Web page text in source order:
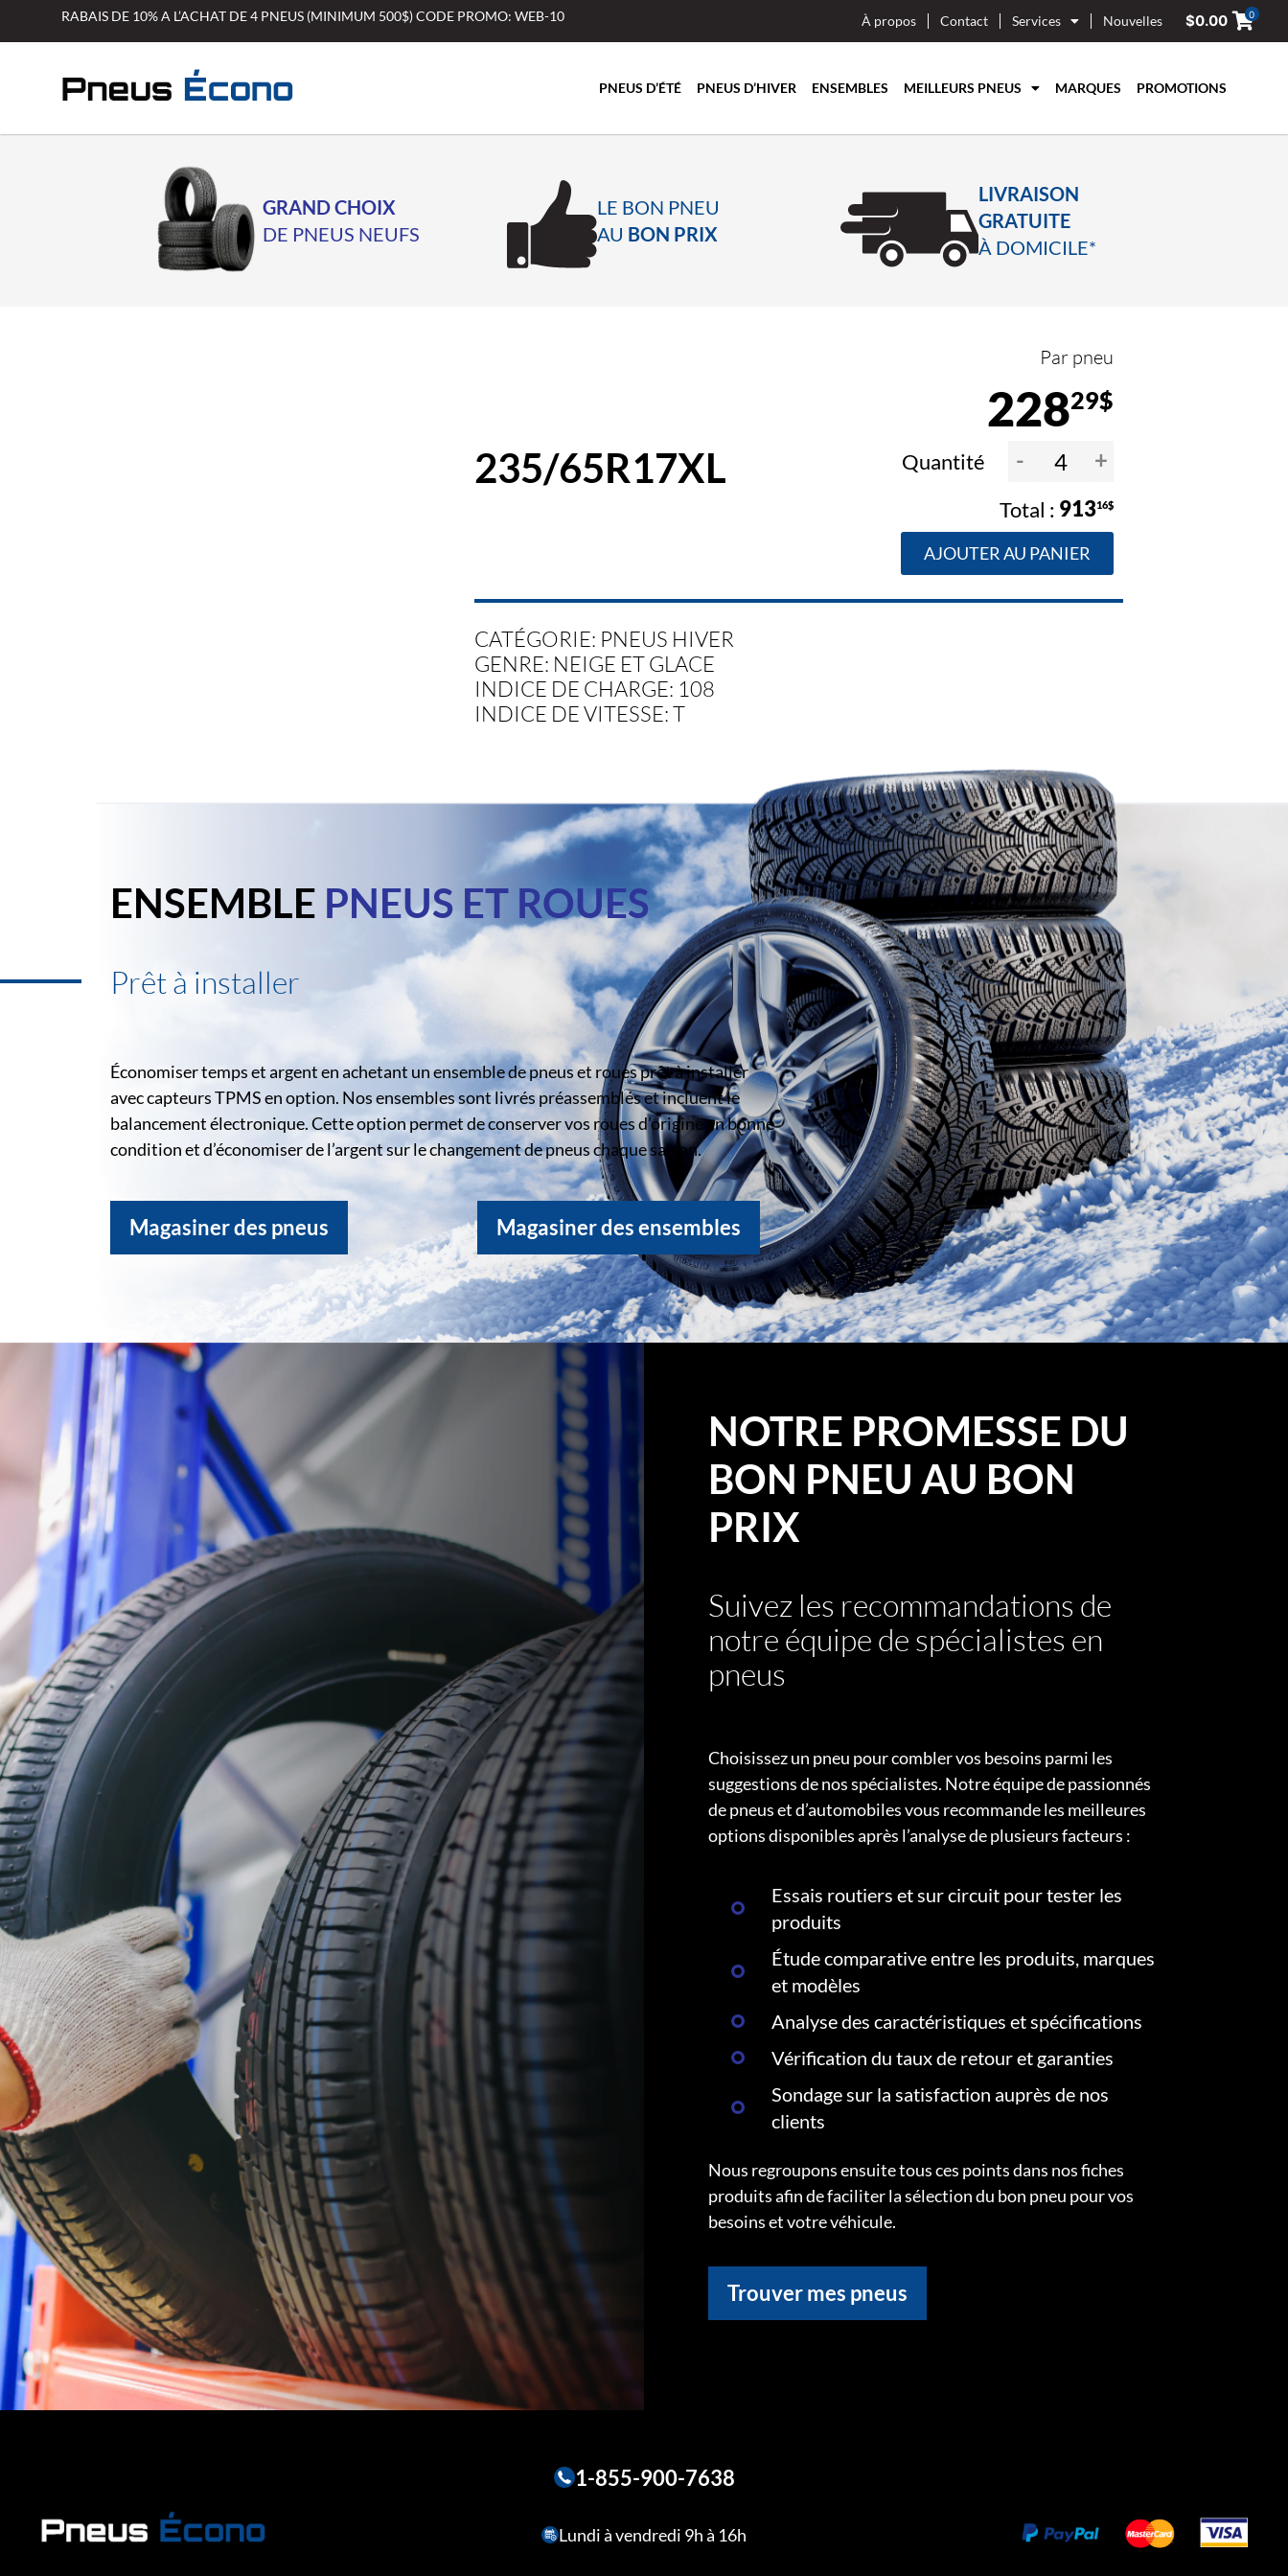
RABAIS DE 10% A L’ACHAT DE 4 PNEUS (MINIMUM 500$) CODE PROMO: WEB-10 À propos Contact Services Nouvelles $0.00 0
PNEUS D’ÉTÉ PNEUS D’HIVER ENSEMBLES MEILLEURS PNEUS MARQUES PROMOTIONS
GRAND CHOIX
DE PNEUS NEUFS
LE BON PNEU
AU BON PRIX
LIVRAISON
GRATUITE
À DOMICILE*
Par pneu
22829$
235/65R17XL Quantité - +
91316$
AJOUTER AU PANIER
CATÉGORIE: PNEUS HIVER
GENRE: NEIGE ET GLACE
INDICE DE CHARGE: 108
INDICE DE VITESSE: T
ENSEMBLE PNEUS ET ROUES
Prêt à installer
Économiser temps et argent en achetant un ensemble de pneus et roues prêt à installer
avec capteurs TPMS en option. Nos ensembles sont livrés préassemblés et incluent le
balancement électronique. Cette option permet de conserver vos roues d’origine en bonne
condition et d’économiser de l’argent sur le changement de pneus chaque saison.
Magasiner des pneus Magasiner des ensembles
NOTRE PROMESSE DU
BON PNEU AU BON
PRIX
Suivez les recommandations de
notre équipe de spécialistes en
pneus
Choisissez un pneu pour combler vos besoins parmi les
suggestions de nos spécialistes. Notre équipe de passionnés
de pneus et d’automobiles vous recommande les meilleures
options disponibles après l’analyse de plusieurs facteurs :
Essais routiers et sur circuit pour tester les
produits
Étude comparative entre les produits, marques
et modèles
Analyse des caractéristiques et spécifications
Vérification du taux de retour et garanties
Sondage sur la satisfaction auprès de nos
clients
Nous regroupons ensuite tous ces points dans nos fiches
produits afin de faciliter la sélection du bon pneu pour vos
besoins et votre véhicule.
Trouver mes pneus
1-855-900-7638
Lundi à vendredi 9h à 16h